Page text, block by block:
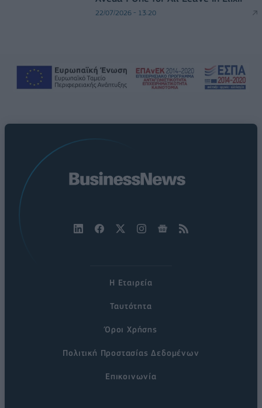
22/07/2026 - 13:20
Η Εταιρεία
Ταυτότητα
Όροι Χρήσης
Πολιτική Προστασίας Δεδομένων
Επικοινωνία